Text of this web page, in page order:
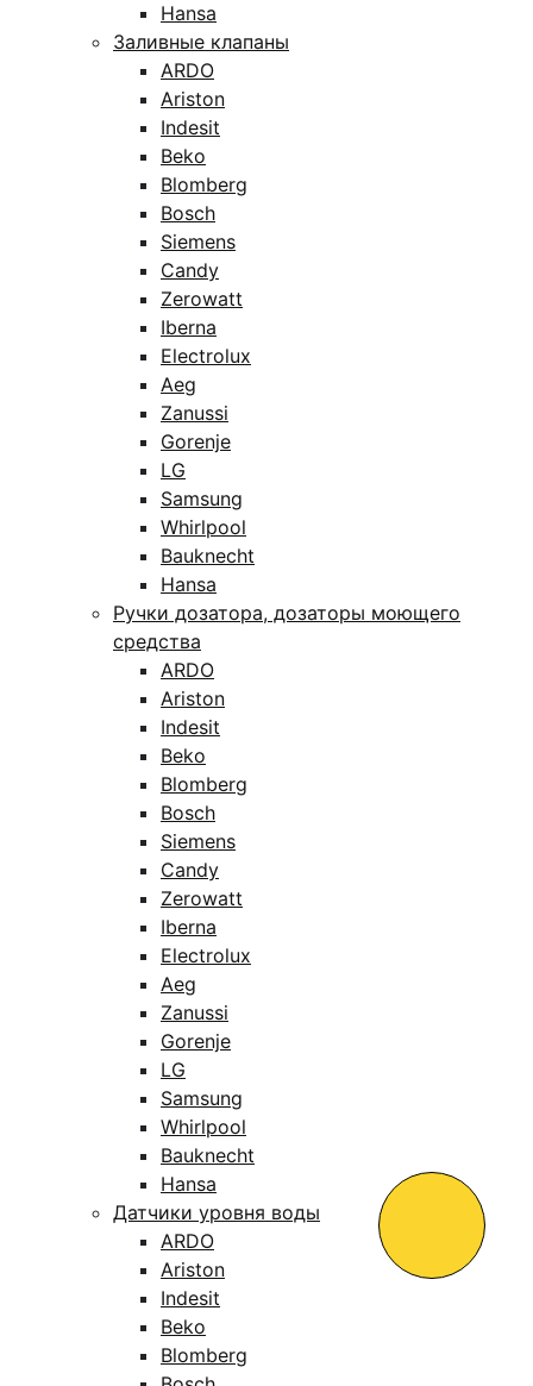
Hansa
Заливные клапаны
ARDO
Ariston
Indesit
Beko
Blomberg
Bosch
Siemens
Candy
Zerowatt
Iberna
Electrolux
Aeg
Zanussi
Gorenje
LG
Samsung
Whirlpool
Bauknecht
Hansa
Ручки дозатора, дозаторы моющего
средства
ARDO
Ariston
Indesit
Beko
Blomberg
Bosch
Siemens
Candy
Zerowatt
Iberna
Electrolux
Aeg
Zanussi
Gorenje
LG
Samsung
Whirlpool
Bauknecht
Hansa
Датчики уровня воды
ARDO
Ariston
Indesit
Beko
Blomberg